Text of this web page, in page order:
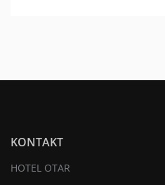
KONTAKT
HOTEL OTAR